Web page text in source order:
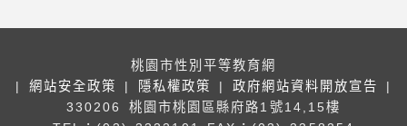
桃園市性別平等教育網
| 網站安全政策 | 隱私權政策 | 政府網站資料開放宣告
|
330206 桃園市桃園區縣府路1號14,15樓